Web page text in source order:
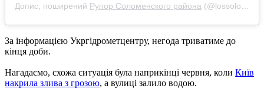
Допис, поширений Рупор Соломенского района (@lossolomas.ua)
За інформацією Укргідрометцентру, негода триватиме до
кінця доби.
Нагадаємо, схожа ситуація була наприкінці червня, коли Київ
накрила злива з грозою, а вулиці залило водою.